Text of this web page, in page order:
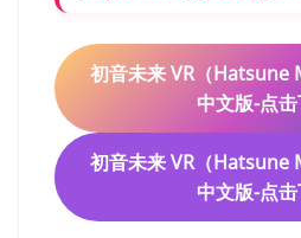
初音未来 VR（Hatsune
中文版-点
初音未来 VR（Hatsune
中文版-点